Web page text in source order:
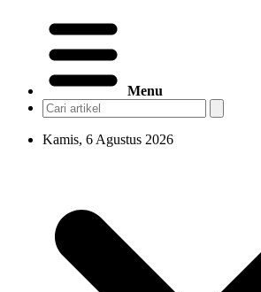
Menu
Kamis, 6 Agustus 2026